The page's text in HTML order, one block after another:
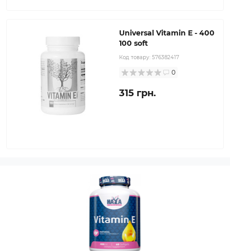
Universal Vitamin E - 400
100 soft
Код товару: 576382417
0
315 грн.